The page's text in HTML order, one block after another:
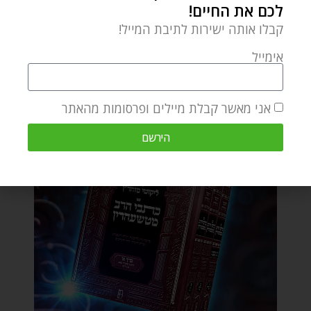
לכם את החיים!
קבלו אותה ישירות לתיבת המייל!
אימייל
אני מאשר קבלת מיילים ופרסומות מהאתר
הירשם